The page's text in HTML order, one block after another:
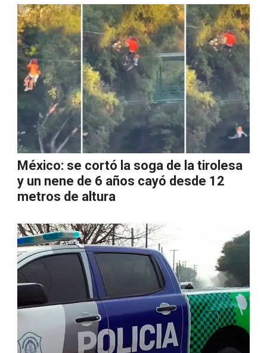
México: se cortó la soga de la tirolesa
y un nene de 6 años cayó desde 12
metros de altura